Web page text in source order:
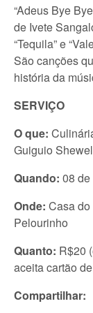
“Adeus Bye
de Ivete
“Tequila” e
São canções
história da
SERVIÇO
O que:
Guiguio
Quando: 08
Onde: Casa
Pelourinho
Quanto: R$20
aceita cartão
Compartilhar: